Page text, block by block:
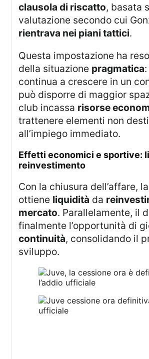
clausola di riscatto, basata
valutazione secondo cui
rientrava nei piani tattici.
Questa impostazione ha reso la gestione
della situazione pragmatica
continua a crescere in un
può disporre di maggior
club incassa risorse
trattenere elementi non
all’impiego immediato.
effetti economici e sportive: liquidità e
reinvestimento
Con la chiusura dell’affare, la Juventus
ottiene liquidità da
mercato. Parallelamente, il
finalmente l’opportunità di
continuità, consolidando il
sviluppo.